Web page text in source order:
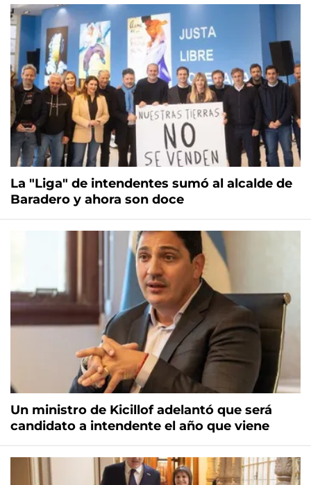
La "Liga" de intendentes sumó al alcalde de
Baradero y ahora son doce
Un ministro de Kicillof adelantó que será
candidato a intendente el año que viene